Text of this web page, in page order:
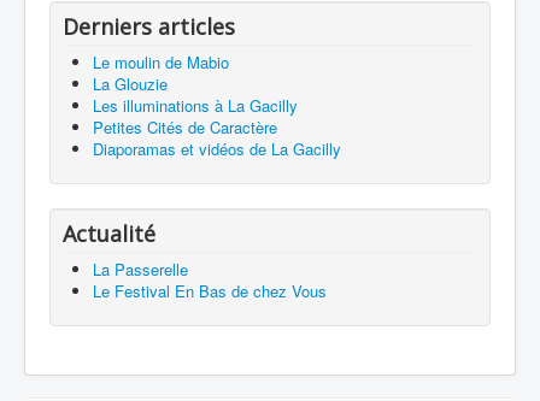
Derniers articles
Le moulin de Mabio
La Glouzie
Les illuminations à La Gacilly
Petites Cités de Caractère
Diaporamas et vidéos de La Gacilly
Actualité
La Passerelle
Le Festival En Bas de chez Vous